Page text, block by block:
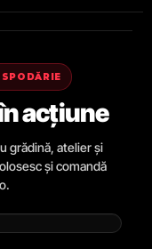
acțiune
grădină, atelier și
și comandă